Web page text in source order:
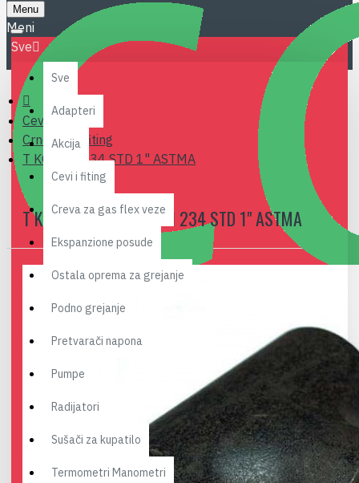
Menu
Sve
Sve
Adapteri
Akcija
Cevi i fiting
Creva za gas flex veze
Ekspanzione posude
Ostala oprema za grejanje
Podno grejanje
Pretvarači napona
Pumpe
Radijatori
Sušači za kupatilo
Termometri Manometri
Cevi i fiting
Crne cevi i fiting
T KOMAD 234 STD 1" ASTMA
T KOMAD CRNI BESAVNI 234 STD 1" ASTMA